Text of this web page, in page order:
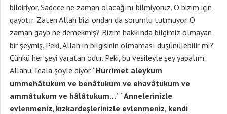
bildiriyor. Sadece ne zaman olacağını bilmiyoruz. O bizim için
gaybtır. Zaten Allah bizi ondan da sorumlu tutmuyor. O
zaman gayb ne demekmiş? Bizim hakkında bilgimiz olmayan
bir şeymiş. Peki, Allah’ın bilgisinin olmaması düşünülebilir mi?
Çünkü her şeyi yaratan odur. Peki, bu vesileyle şey yapalım.
Allahu Teala şöyle diyor. “Hurrimet aleykum
ummehâtukum ve benâtukum ve ehavâtukum ve
ammâtukum ve hâlâtukum…” “Annelerinizle
evlenmeniz, kızkardeşlerinizle evlenmeniz, kendi